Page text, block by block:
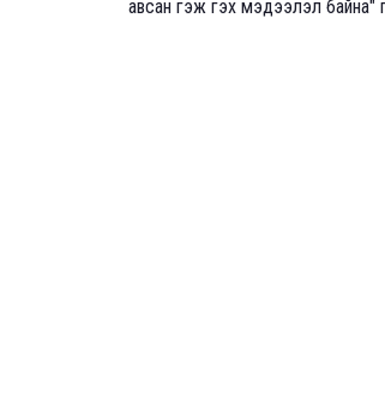
авсан гэж гэх мэдээлэл байна"